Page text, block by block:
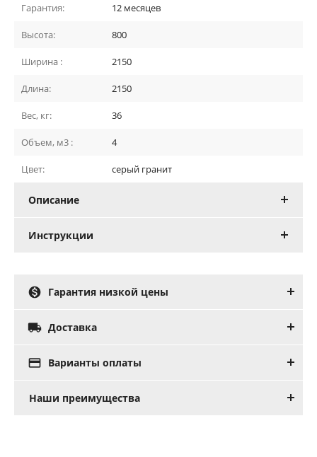
Гарантия: 12 месяцев
Высота: 800
Ширина : 2150
Длина: 2150
Вес, кг: 36
Объем, м3 : 4
Цвет: серый гранит
Описание
Инструкции
 Гарантия низкой цены
 Доставка
 Варианты оплаты
Наши преимущества